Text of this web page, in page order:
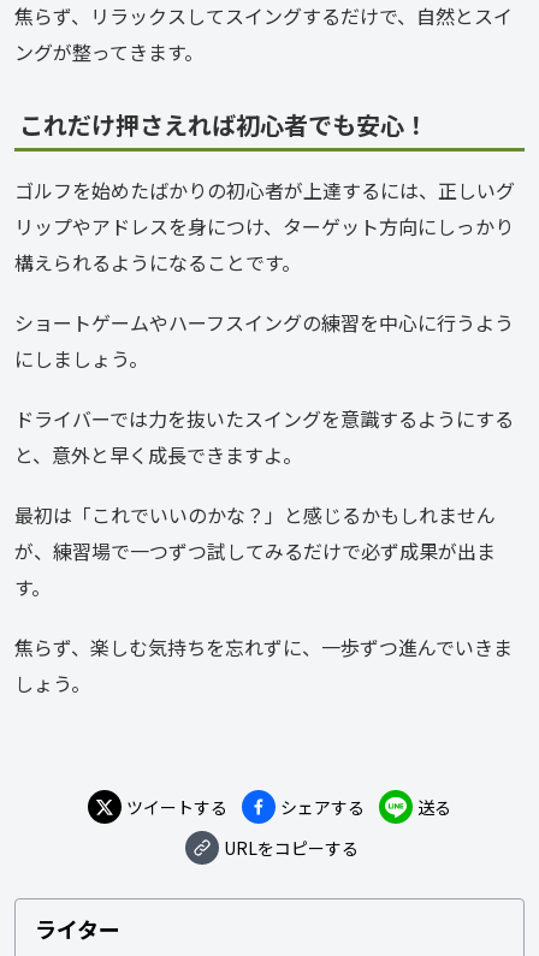
焦らず、リラックスしてスイングするだけで、自然とスイ
ングが整ってきます。
これだけ押さえれば初心者でも安心！
ゴルフを始めたばかりの初心者が上達するには、正しいグ
リップやアドレスを身につけ、ターゲット方向にしっかり
構えられるようになることです。
ショートゲームやハーフスイングの練習を中心に行うよう
にしましょう。
ドライバーでは力を抜いたスイングを意識するようにする
と、意外と早く成長できますよ。
最初は「これでいいのかな？」と感じるかもしれません
が、練習場で一つずつ試してみるだけで必ず成果が出ま
す。
焦らず、楽しむ気持ちを忘れずに、一歩ずつ進んでいきま
しょう。
ツイートする シェアする
送る
URLをコピーする
ライター